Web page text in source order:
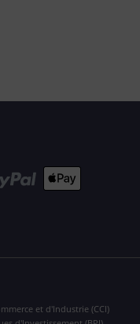
et d'Industrie (CCI)